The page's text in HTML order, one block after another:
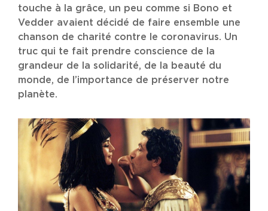
touche à la grâce, un peu comme si Bono et
Vedder avaient décidé de faire ensemble une
chanson de charité contre le coronavirus. Un
truc qui te fait prendre conscience de la
grandeur de la solidarité, de la beauté du
monde, de l’importance de préserver notre
planète.